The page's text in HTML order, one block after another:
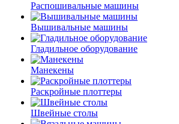
Распошивальные машины
Вышивальные машины
Гладильное оборудование
Манекены
Раскройные плоттеры
Швейные столы